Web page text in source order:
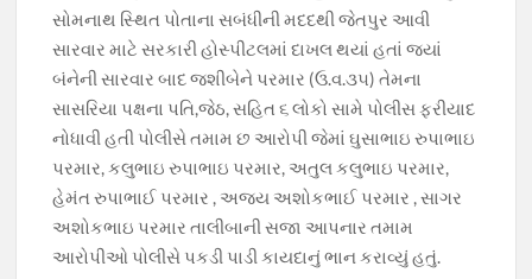
સોમનાથ સ્થિત પોતાના સબંધીની મદદથી જેતપુર આવી
સારવાર માટે સરકારી હોસ્પીટલમાં દાખલ થયાં હતાં જ્યાં
બંનેની સારવાર બાદ જશીબેને પરમાર (ઉ.વ.૩૫) તેમના
સાસરિયા પક્ષના પતિ,જેઠ, સહિત ૬ લોકો સામે પોલીસ ફરીયાદ
નોધાવી હતી પોલીસે તમામ છ આરોપી જેમાં ઘુસાભાઇ રુપાભાઇ
પરમાર, કલુભાઇ રુપાભાઇ પરમાર, અતુલ કલુભાઇ પરમાર,
હેમંત રુપાભાઈ પરમાર , અજય અશોકભાઈ પરમાર , સાગર
અશોકભાઇ પરમાર તાલીબાની સજા આપનાર તમામ
આરોપીઓ પોલીસે પકડી પાડી કાયદાનું ભાન કરાવ્યું હતું.